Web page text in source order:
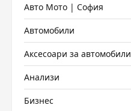
Авто Мото | София
Автомобили
Аксесоари за автомобили
Анализи
Бизнес